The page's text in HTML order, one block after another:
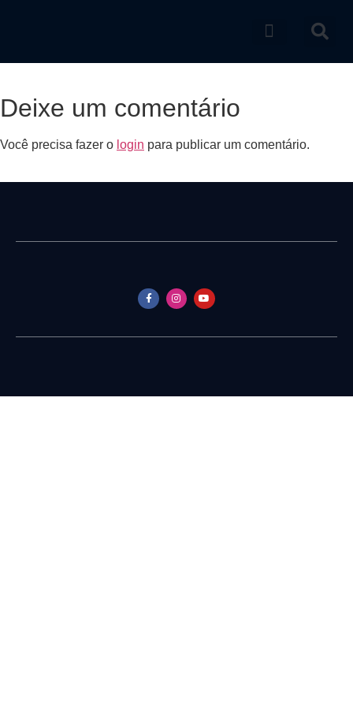
Deixe um comentário
Você precisa fazer o login para publicar um comentário.